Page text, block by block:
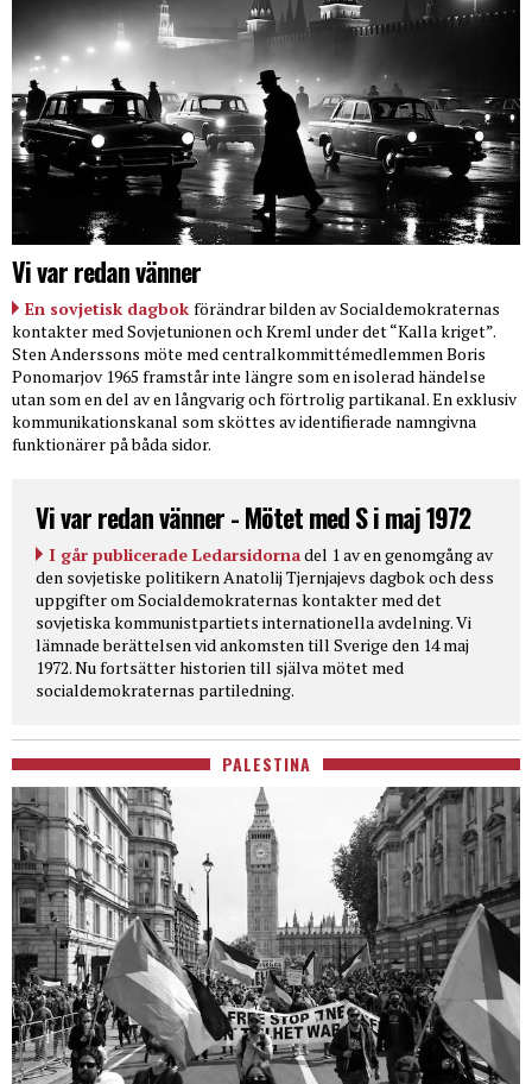
Vi var redan vänner
En sovjetisk dagbok förändrar bilden av Socialdemokraternas
kontakter med Sovjetunionen och Kreml under det “Kalla kriget”.
Sten Anderssons möte med centralkommittémedlemmen Boris
Ponomarjov 1965 framstår inte längre som en isolerad händelse
utan som en del av en långvarig och förtrolig partikanal. En exklusiv
kommunikationskanal som sköttes av identifierade namngivna
funktionärer på båda sidor.
Vi var redan vänner - Mötet med S i maj 1972
I går publicerade Ledarsidornadel 1 av en genomgång av
den sovjetiske politikern Anatolij Tjernjajevs dagbok och dess
uppgifter om Socialdemokraternas kontakter med det
sovjetiska kommunistpartiets internationella avdelning. Vi
lämnade berättelsen vid ankomsten till Sverige den 14 maj
1972. Nu fortsätter historien till själva mötet med
socialdemokraternas partiledning.
PALESTINA